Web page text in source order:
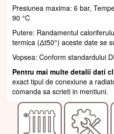
Presiunea maxima: 6 bar,
90 °C
Putere: Randamentul
termica (Δt50°) aceste date se
Vopsea: Conform standardului
Pentru mai multe detalii dati
exact tipul de conexiune a
comanda sa scrieti in mentiuni.